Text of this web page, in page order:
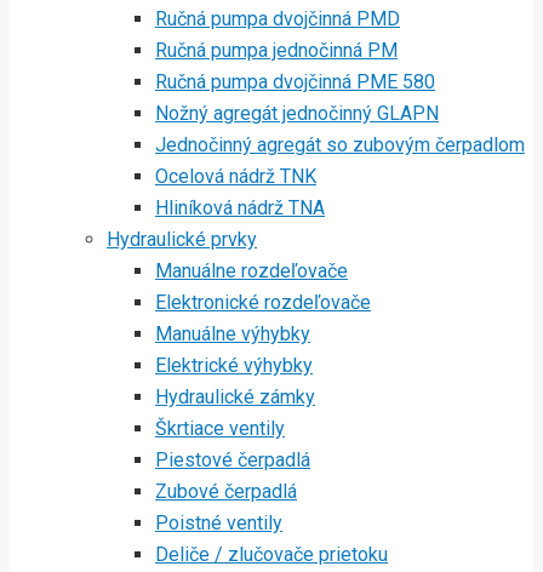
Ručná pumpa dvojčinná PMD
Ručná pumpa jednočinná PM
Ručná pumpa dvojčinná PME 580
Nožný agregát jednočinný GLAPN
Jednočinný agregát so zubovým čerpadlom
Ocelová nádrž TNK
Hliníková nádrž TNA
Hydraulické prvky
Manuálne rozdeľovače
Elektronické rozdeľovače
Manuálne výhybky
Elektrické výhybky
Hydraulické zámky
Škrtiace ventily
Piestové čerpadlá
Zubové čerpadlá
Poistné ventily
Deliče / zlučovače prietoku